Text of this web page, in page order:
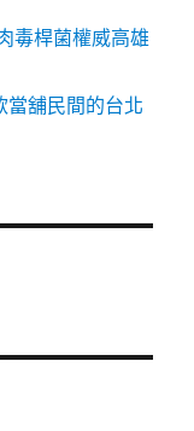
毒桿菌權威高雄
當舖民間的台北